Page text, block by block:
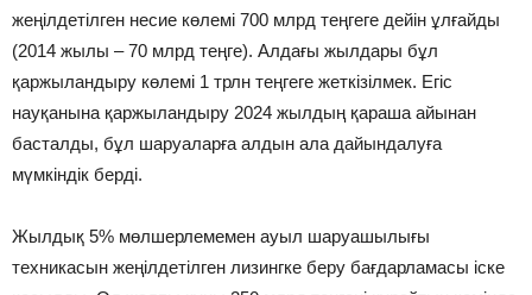
жеңілдетілген несие көлемі 700 млрд теңгеге дейін ұлғайды
(2014 жылы – 70 млрд теңге). Алдағы жылдары бұл
қаржыландыру көлемі 1 трлн теңгеге жеткізілмек. Егіс
науқанына қаржыландыру 2024 жылдың қараша айынан
басталды, бұл шаруаларға алдын ала дайындалуға
мүмкіндік берді.
Жылдық 5% мөлшерлемемен ауыл шаруашылығы
техникасын жеңілдетілген лизингке беру бағдарламасы іске